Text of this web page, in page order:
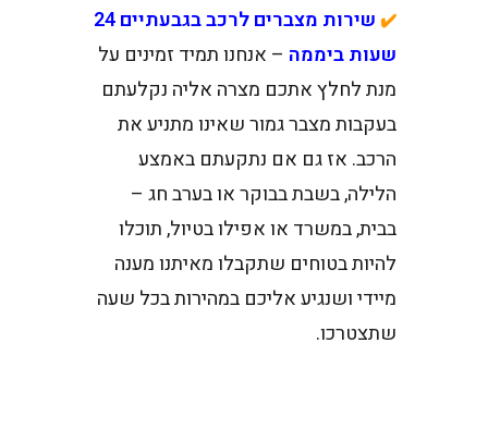
✔️
שירות מצברים לרכב בגבעתיים 24
שעות ביממה – אנחנו תמיד זמינים על
מנת לחלץ אתכם מצרה אליה נקלעתם
בעקבות מצבר גמור שאינו מתניע את
הרכב. אז גם אם נתקעתם באמצע
הלילה, בשבת בבוקר או בערב חג –
בבית, במשרד או אפילו בטיול, תוכלו
להיות בטוחים שתקבלו מאיתנו מענה
מיידי ושנגיע אליכם במהירות בכל שעה
שתצטרכו.